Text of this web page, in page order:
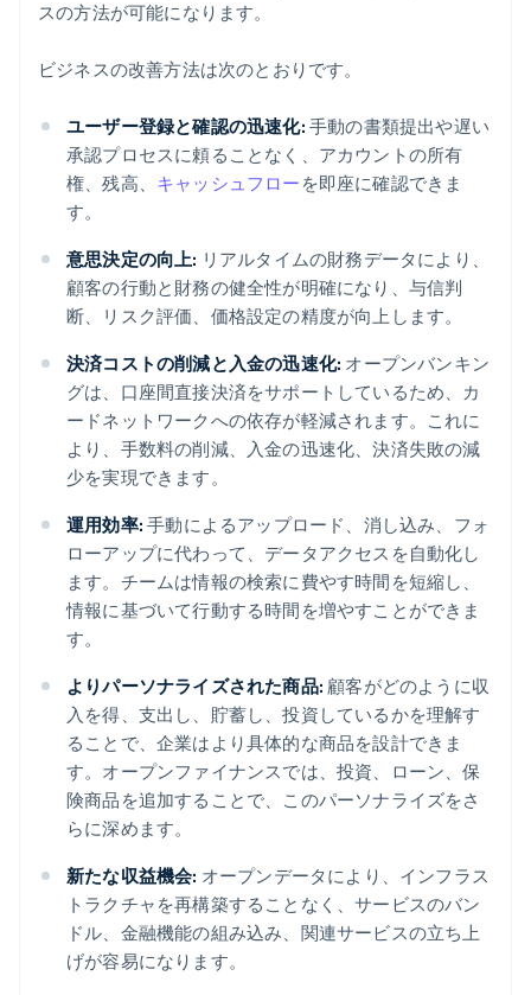
スの方法が可能になります。
ビジネスの改善方法は次のとおりです。
ユーザー登録と確認の迅速化: 手動の書類提出や遅い
承認プロセスに頼ることなく、アカウントの所有
権、残高、 キャッシュフロー を即座に確認できま
す。
意思決定の向上: リアルタイムの財務データにより、
顧客の行動と財務の健全性が明確になり、与信判
断、リスク評価、価格設定の精度が向上します。
決済コストの削減と入金の迅速化: オープンバンキン
グは、口座間直接決済をサポートしているため、カ
ードネットワークへの依存が軽減されます。これに
より、手数料の削減、入金の迅速化、決済失敗の減
少を実現できます。
運用効率: 手動によるアップロード、消し込み、フォ
ローアップに代わって、データアクセスを自動化し
ます。チームは情報の検索に費やす時間を短縮し、
情報に基づいて行動する時間を増やすことができま
す。
よりパーソナライズされた商品: 顧客がどのように収
入を得、支出し、貯蓄し、投資しているかを理解す
ることで、企業はより具体的な商品を設計できま
す。オープンファイナンスでは、投資、ローン、保
険商品を追加することで、このパーソナライズをさ
らに深めます。
新たな収益機会: オープンデータにより、インフラス
トラクチャを再構築することなく、サービスのバン
ドル、金融機能の組み込み、関連サービスの立ち上
げが容易になります。